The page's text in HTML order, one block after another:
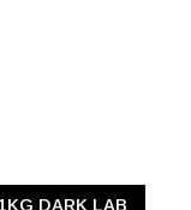
DARK LAB